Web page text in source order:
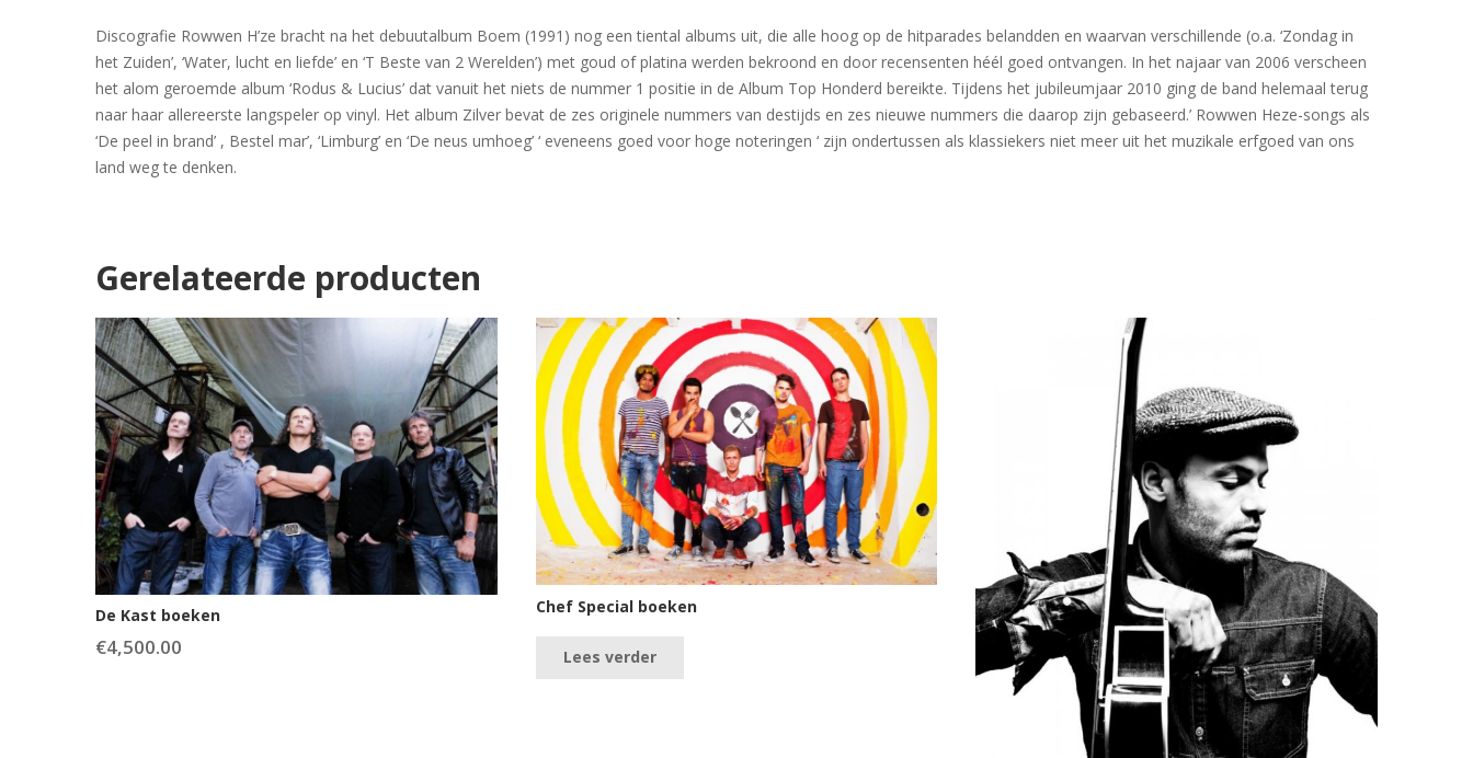
Discografie Rowwen H’ze bracht na het debuutalbum Boem (1991) nog een tiental albums uit, die alle hoog op de hitparades belandden en waarvan verschillende (o.a. ‘Zondag in
het Zuiden’, ‘Water, lucht en liefde’ en ‘T Beste van 2 Werelden’) met goud of platina werden bekroond en door recensenten héél goed ontvangen. In het najaar van 2006 verscheen
het alom geroemde album ‘Rodus & Lucius’ dat vanuit het niets de nummer 1 positie in de Album Top Honderd bereikte. Tijdens het jubileumjaar 2010 ging de band helemaal terug
naar haar allereerste langspeler op vinyl. Het album Zilver bevat de zes originele nummers van destijds en zes nieuwe nummers die daarop zijn gebaseerd.’ Rowwen Heze-songs als
‘De peel in brand’ , Bestel mar’, ‘Limburg’ en ‘De neus umhoeg’ ‘ eveneens goed voor hoge noteringen ‘ zijn ondertussen als klassiekers niet meer uit het muzikale erfgoed van ons
land weg te denken.
Gerelateerde producten
De Kast boeken
€4,500.00
Chef Special boeken
Lees verder